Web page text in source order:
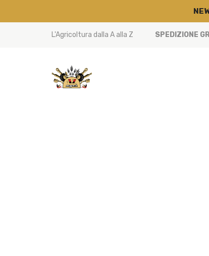
L'Agricoltura dalla A alla Z SPEDIZIONE